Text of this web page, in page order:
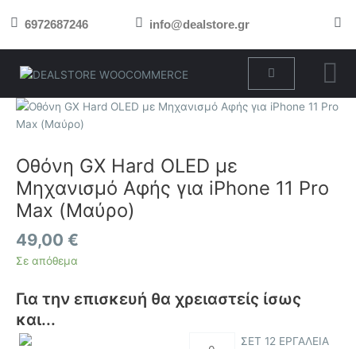
στο 6972687246 info@dealstore.gr
Cart
Οθόνη GX Hard OLED με
Μηχανισμό Αφής για iPhone 11 Pro
Max (Μαύρο)
49,00 €
Σε απόθεμα
Για την επισκευή θα χρειαστείς ίσως
και...
ΣΕΤ 12 ΕΡΓΑΛΕΙΑ
Οθόνη
GX
OLED
με
Μηχανισμό
Αφής
iPhone
11
Max
(Μαύρο)
ποσότητα